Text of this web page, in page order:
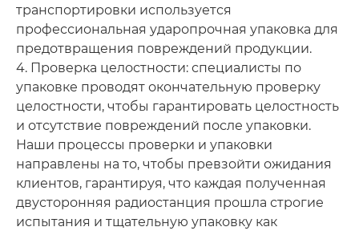
транспортировки используется
профессиональная ударопрочная упаковка для
предотвращения повреждений продукции.
4. Проверка целостности: специалисты по
упаковке проводят окончательную проверку
целостности, чтобы гарантировать целостность
и отсутствие повреждений после упаковки.
Наши процессы проверки и упаковки
направлены на то, чтобы превзойти ожидания
клиентов, гарантируя, что каждая полученная
двусторонняя радиостанция прошла строгие
испытания и тщательную упаковку как